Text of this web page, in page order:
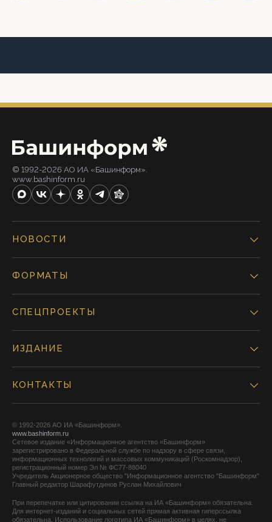
© 1992-2026 АО ИА «Башинформ».
www.bashinform.ru
НОВОСТИ
ФОРМАТЫ
СПЕЦПРОЕКТЫ
ИЗДАНИЕ
КОНТАКТЫ
© 1992-2026 АО ИА «Башинформ».
www.bashinform.ru
Сетевое издание «Информационное агентство «Башинформ»
зарегистрировано в Федеральной службе по надзору в сфере связи,
информационных технологий и массовых коммуникаций (Роскомнадзор),
регистрационный номер Эл № ФС77-88040
Учредитель Акционерное общество "Информационное агентство "Башинформ"
Главный редактор Шарафутдинов Руслан Михайлович
При перепечатке или цитировании ссылка на ИА «Башинформ» обязательна.
Для интернет-изданий и социальных сетей прямая активная гиперссылка
обязательна. Использование логотипа ИА «Башинформ» в целях, не